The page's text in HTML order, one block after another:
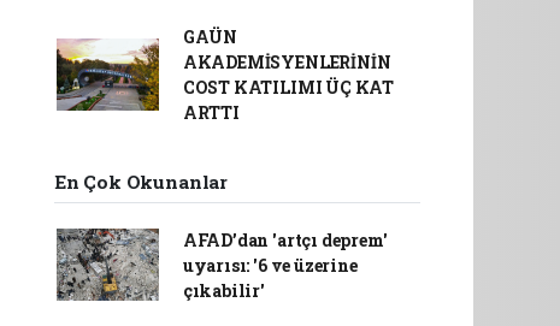
GAÜN
AKADEMİSYENLERİNİN
COST KATILIMI ÜÇ KAT
ARTTI
En Çok Okunanlar
AFAD’dan 'artçı deprem'
uyarısı: '6 ve üzerine
çıkabilir'